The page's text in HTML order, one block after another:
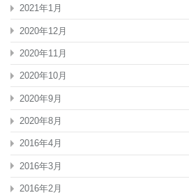
2021年1月
2020年12月
2020年11月
2020年10月
2020年9月
2020年8月
2016年4月
2016年3月
2016年2月